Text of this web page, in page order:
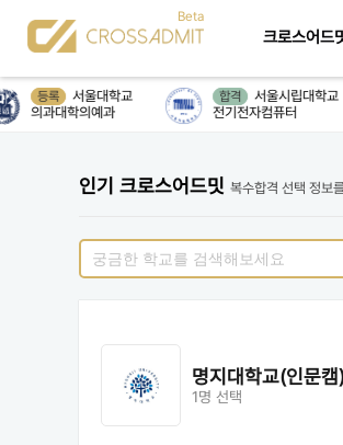
크로스어드
등록
서울대학교
의과대학의예과
합격
서울시립대학교
전기전자컴퓨터
인기 크로스어드밋 복수합격 선택 정보
명지대학교(인문캠
1명 선택